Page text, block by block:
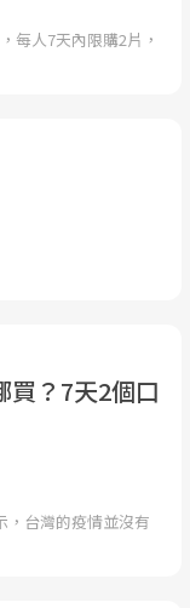
每人7天內限購2片，
買？7天2個口
，台灣的疫情並沒有